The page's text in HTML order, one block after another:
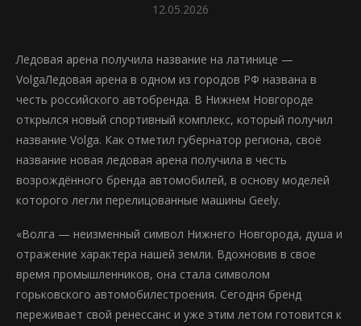
12.05.2026
Ледовая арена получила название на латинице —
VolgaЛедовая арена в одном из городов РФ названа в
честь российского автобренда. В Нижнем Новгороде
открылся новый спортивный комплекс, который получил
название Volga. Как отметил губернатор региона, своё
название новая ледовая арена получила в честь
возрождённого бренда автомобилей, в основу моделей
которого легли перелицованные машины Geely.
«Волга — неизменный символ Нижнего Новгорода, душа и
отражение характера нашей земли. Вдохновив в свое
время промышленников, она стала символом
горьковского автомобилестроения. Сегодня бренд
переживает свой ренессанс и уже этим летом готовится к